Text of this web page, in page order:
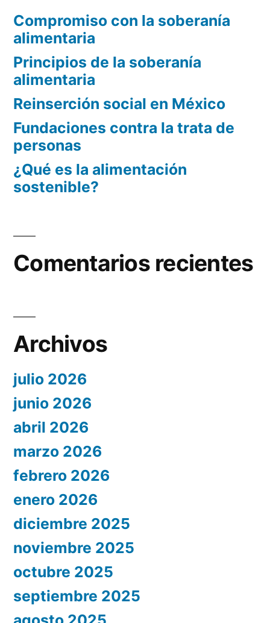
Compromiso con la soberanía
alimentaria
Principios de la soberanía
alimentaria
Reinserción social en México
Fundaciones contra la trata de
personas
¿Qué es la alimentación
sostenible?
Comentarios recientes
Archivos
julio 2026
junio 2026
abril 2026
marzo 2026
febrero 2026
enero 2026
diciembre 2025
noviembre 2025
octubre 2025
septiembre 2025